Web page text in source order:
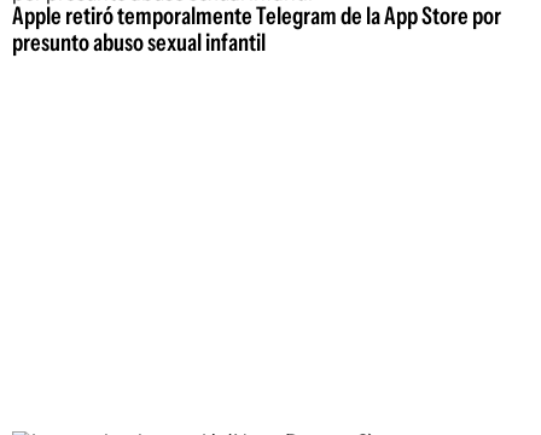
Apple retiró temporalmente Telegram de la App Store por
presunto abuso sexual infantil